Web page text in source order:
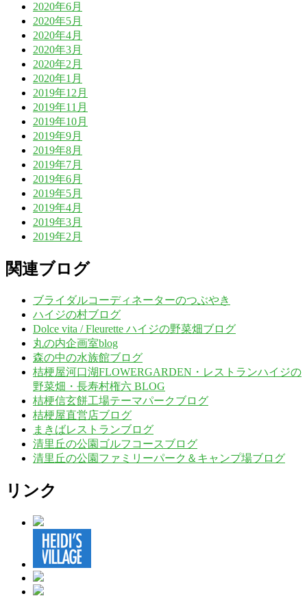
2020年6月
2020年5月
2020年4月
2020年3月
2020年2月
2020年1月
2019年12月
2019年11月
2019年10月
2019年9月
2019年8月
2019年7月
2019年6月
2019年5月
2019年4月
2019年3月
2019年2月
関連ブログ
ブライダルコーディネーターのつぶやき
ハイジの村ブログ
Dolce vita / Fleurette ハイジの野菜畑ブログ
丸の内企画室blog
森の中の水族館ブログ
桔梗屋河口湖FLOWERGARDEN・レストランハイジの
野菜畑・長寿村権六 BLOG
桔梗信玄餅工場テーマパークブログ
桔梗屋直営店ブログ
まきばレストランブログ
清里丘の公園ゴルフコースブログ
清里丘の公園ファミリーパーク＆キャンプ場ブログ
リンク